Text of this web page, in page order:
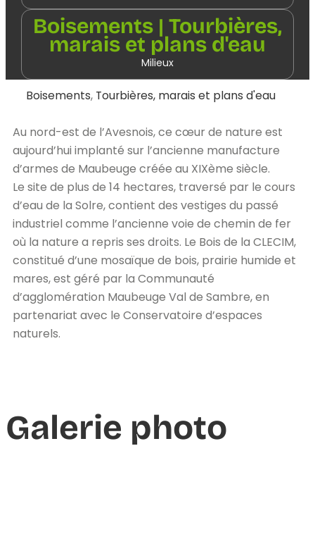
Boisements | Tourbières,
marais et plans d'eau
Milieux
Boisements, Tourbières, marais et plans d'eau
Au nord-est de l’Avesnois, ce cœur de nature est
aujourd’hui implanté sur l’ancienne manufacture
d’armes de Maubeuge créée au XIXème siècle.
Le site de plus de 14 hectares, traversé par le cours
d’eau de la Solre, contient des vestiges du passé
industriel comme l’ancienne voie de chemin de fer
où la nature a repris ses droits. Le Bois de la CLECIM,
constitué d’une mosaïque de bois, prairie humide et
mares, est géré par la Communauté
d’agglomération Maubeuge Val de Sambre, en
partenariat avec le Conservatoire d’espaces
naturels.
Galerie photo